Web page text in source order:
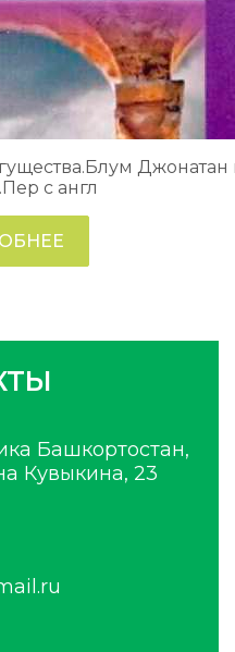
Джонатан
с англ
Башкортостан,
Кувыкина, 23